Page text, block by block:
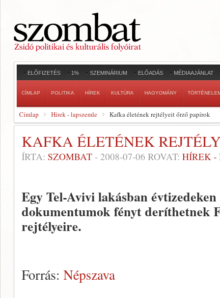
ELŐFIZETÉS 1% SZEMINÁRIUM ELŐADÁS MÉDIAAJÁNLAT
CÍMLAP POLITIKA HÍREK KULTÚRA HAGYOMÁNY
Címlap Hírek - lapszemle Kafka életének rejtélyeit őrző papírok
KAFKA ÉLETÉNEK
ÍRTA: SZOMBAT - 2008-07-06 ROVAT: HÍREK -
Egy Tel-Avivi lakásban
dokumentumok fényt deríthetnek
rejtélyeire.
Forrás: Népszava